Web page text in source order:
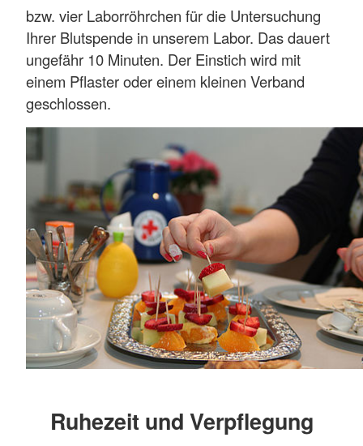
bzw. vier Laborröhrchen für die Untersuchung
Ihrer Blutspende in unserem Labor. Das dauert
ungefähr 10 Minuten. Der Einstich wird mit
einem Pflaster oder einem kleinen Verband
geschlossen.
Ruhezeit und Verpflegung